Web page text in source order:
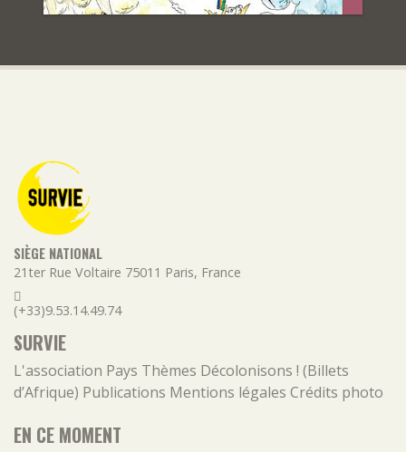
SIÈGE NATIONAL
21ter Rue Voltaire 75011 Paris, France
(+33)9.53.14.49.74
SURVIE
L'association Pays Thèmes Décolonisons ! (Billets
d’Afrique) Publications Mentions légales Crédits photo
EN CE MOMENT